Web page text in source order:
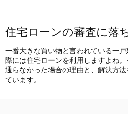
住宅ローンの審査に落
一番大きな買い物と言われている一
際には住宅ローンを利用しますよね。
通らなかった場合の理由と、解決方
ています。